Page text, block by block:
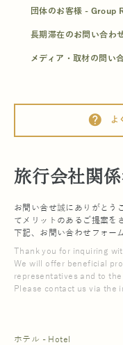
団体のお客様 - Group
長期滞在のお問い合
メディア・取材の問
help よ
旅行会社関
お問い合せ誠にありがとう
てメリットのあるご提案を
下記、お問い合わせフォー
Thank you for inquiring
We will offer beneficial
representatives and to the
Please contact us via the
ホテル - Hotel